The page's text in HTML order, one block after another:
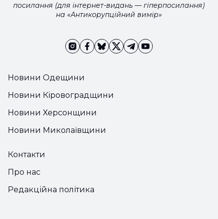
Новини Одещини
Новини Кіровоградщини
Новини Херсонщини
Новини Миколаївщини
посилання (для інтернет-видань — гіперпосилання)
на «Антикорупційний вимір»
Контакти
Про нас
Редакційна політика